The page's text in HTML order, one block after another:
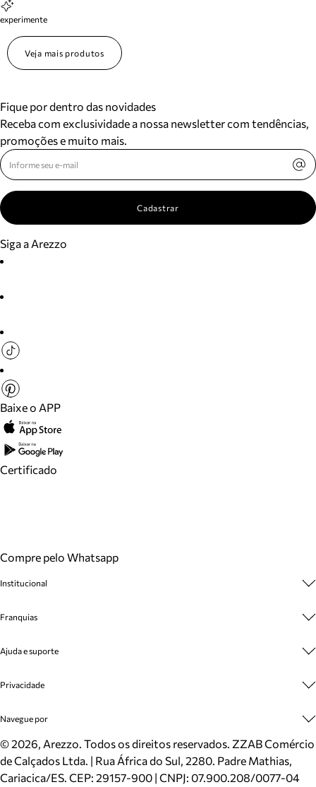
experimente
Veja mais produtos
Fique por dentro das novidades
Receba com exclusividade a nossa newsletter com tendências,
promoções e muito mais.
Cadastrar
Siga a Arezzo
Baixe o APP
Certificado
Compre pelo Whatsapp
Institucional
Cashback
Venda Corporativa
Mapa do Site
Inverno
Mundo Arezzo
Franquias
Plano de Negócio
Ajuda e suporte
Cadastro
Meus Pedidos
Trocas e Devoluções
Cartão Presente
Localizador de lojas
Privacidade
Politica e Privacidade
Navegue por
Sapatos
Bolsas
Scarpins
©2026, Arezzo. Todos os direitos reservados. ZZAB Comércio
de Calçados Ltda. | Rua África do Sul, 2280. Padre Mathias,
Cariacica/ES. CEP: 29157-900 | CNPJ: 07.900.208/0077-04